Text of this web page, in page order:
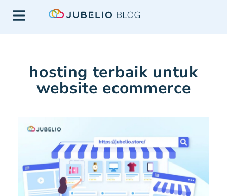
hosting terbaik untuk
website ecommerce